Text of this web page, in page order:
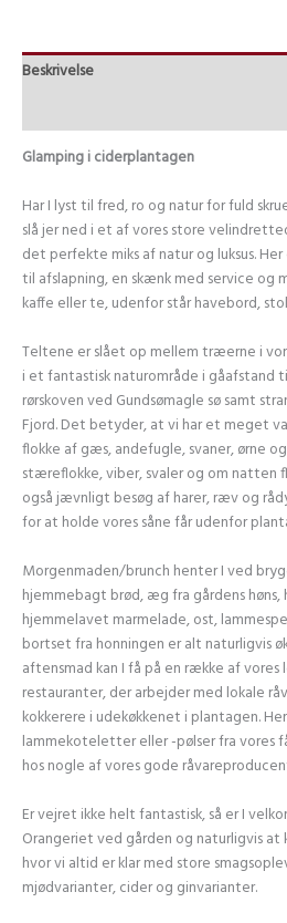
Beskrivelse
Glamping i ciderplantagen
Har I lyst til fred, ro og natur for fuld
slå jer ned i et af vores store
det perfekte miks af natur og luksus.
til afslapning, en skænk med service og
kaffe eller te, udenfor står havebord,
Teltene er slået op mellem træerne i
i et fantastisk naturområde i gåafstand
rørskoven ved Gundsømagle sø samt
Fjord. Det betyder, at vi har et meget
flokke af gæs, andefugle, svaner, ørne
stæreflokke, viber, svaler og om natten
også jævnligt besøg af harer, ræv og
for at holde vores såne får udenfor
Morgenmaden/brunch henter I ved
hjemmebagt brød, æg fra gårdens høns,
hjemmelavet marmelade, ost,
bortset fra honningen er alt naturligvis
aftensmad kan I få på en række af vores
restauranter, der arbejder med lokale
kokkerere i udekøkkenet i plantagen.
lammekoteletter eller -pølser fra vores
hos nogle af vores gode
Er vejret ikke helt fantastisk, så er I
Orangeriet ved gården og naturligvis
hvor vi altid er klar med store
mjødvarianter, cider og ginvarianter.